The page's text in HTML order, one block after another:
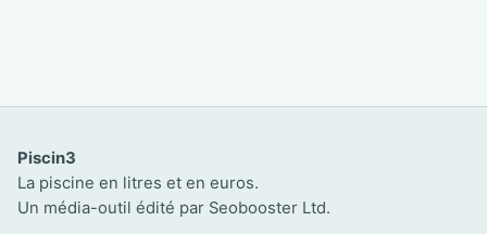
Piscin3
La piscine en litres et en euros.
Un média-outil édité par Seobooster Ltd.